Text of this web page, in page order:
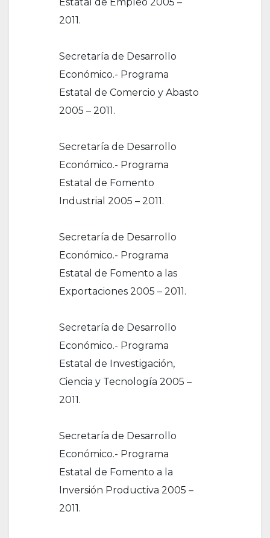
2011.
Secretaría de Desarrollo
Económico.- Programa
Estatal de Comercio y Abasto
2005 – 2011.
Secretaría de Desarrollo
Económico.- Programa
Estatal de Fomento
Industrial 2005 – 2011.
Secretaría de Desarrollo
Económico.- Programa
Estatal de Fomento a las
Exportaciones 2005 – 2011.
Secretaría de Desarrollo
Económico.- Programa
Estatal de Investigación,
Ciencia y Tecnología 2005 –
2011.
Secretaría de Desarrollo
Económico.- Programa
Estatal de Fomento a la
Inversión Productiva 2005 –
2011.